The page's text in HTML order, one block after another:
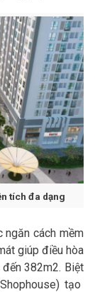
tích đa dạng
cách mềm
giúp điều hòa
382m2. Biệt
tạo